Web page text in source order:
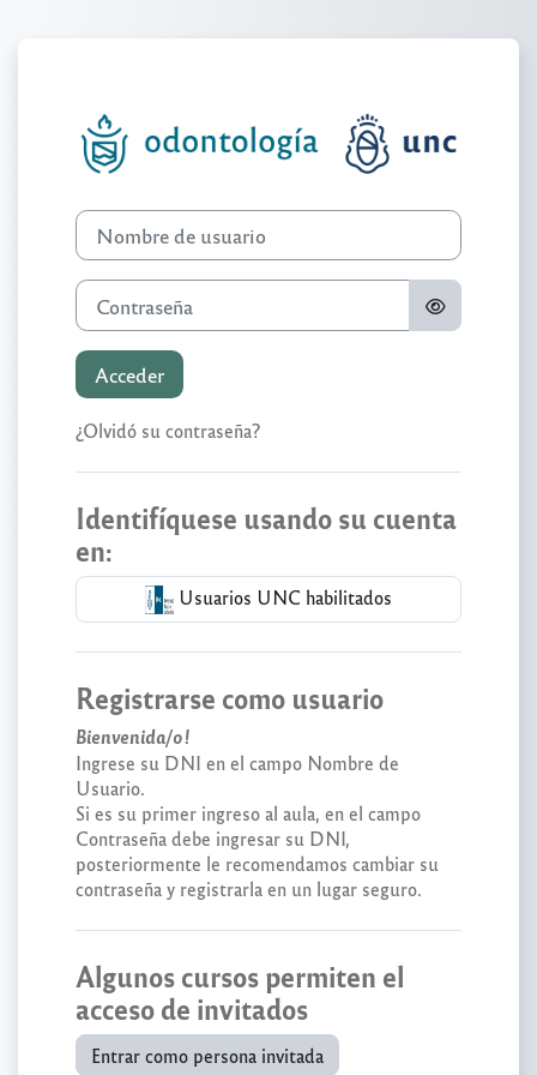
Entrar a
Nombre de usuario
Contraseña
Acceder
¿Olvidó su contraseña?
Identifíquese usando su cuenta
en:
Usuarios UNC habilitados
Registrarse como usuario
Bienvenida/o!
Ingrese su DNI en el campo Nombre de
Usuario.
Si es su primer ingreso al aula, en el campo
Contraseña debe ingresar su DNI,
posteriormente le recomendamos cambiar su
contraseña y registrarla en un lugar seguro.
Algunos cursos permiten el
acceso de invitados
Entrar como persona invitada